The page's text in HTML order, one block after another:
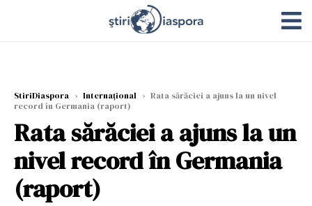
StiriDiaspora › Internațional › Rata sărăciei a ajuns la un nivel
record în Germania (raport)
Rata sărăciei a ajuns la un
nivel record în Germania
(raport)